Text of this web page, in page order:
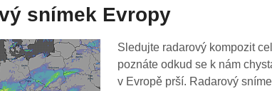
snímek Evropy
Sledujte radarový kompozit
poznáte odkud se k nám
v Evropě prší. Radarový